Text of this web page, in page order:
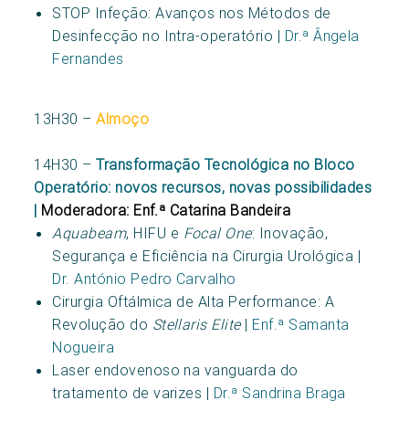
STOP Infeção: Avanços nos Métodos de
Desinfecção no Intra-operatório | Dr.ª Ângela
Fernandes
13H30 –Almoço
14H30 –Transformação Tecnológica no Bloco
Operatório: novos recursos, novas possibilidades
| Moderadora: Enf.ª Catarina Bandeira
Aquabeam, HIFU e Focal One: Inovação,
Segurança e Eficiência na Cirurgia Urológica |
Dr. António Pedro Carvalho
Cirurgia Oftálmica de Alta Performance: A
Revolução do Stellaris Elite| Enf.ª Samanta
Nogueira
Laser endovenoso na vanguarda do
tratamento de varizes | Dr.ª Sandrina Braga